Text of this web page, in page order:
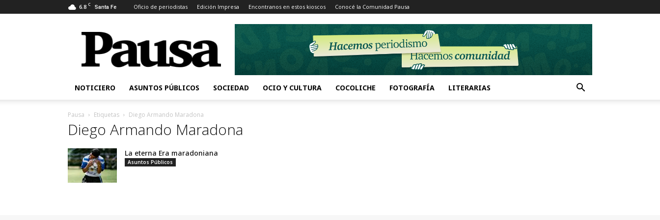
6.8 C Santa Fe Oficio de periodistas Edición Impresa Encontranos en estos kioscos Conocé la Comunidad Pausa
Pausa
NOTICIERO ASUNTOS PÚBLICOS SOCIEDAD OCIO Y CULTURA COCOLICHE FOTOGRAFÍA LITERARIAS
Pausa Etiquetas Diego Armando Maradona
Diego Armando Maradona
La eterna Era maradoniana
Asuntos Públicos